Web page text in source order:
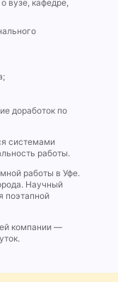
вузе, кафедре,
доработок по
системами
работы.
работы в Уфе.
Научный
поэтапной
компании —